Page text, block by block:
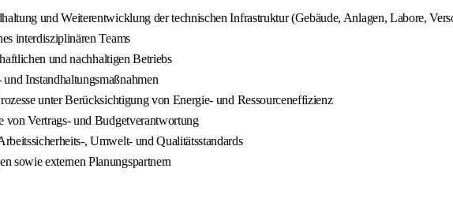
und Weiterentwicklung der technischen Infrastruktur (Gebäude, Anlagen, Labore,
interdisziplinären Teams
und nachhaltigen Betriebs
Instandhaltungsmaßnahmen
unter Berücksichtigung von Energie- und Ressourceneffizienz
von Vertrags- und Budgetverantwortung
, Umwelt- und Qualitätsstandards
sowie externen Planungspartnern